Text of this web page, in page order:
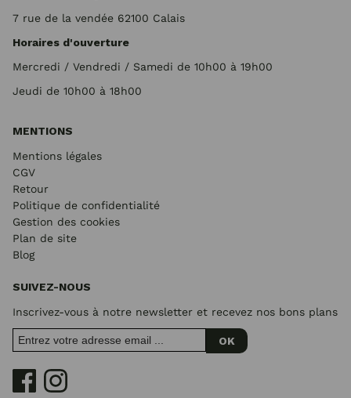
7 rue de la vendée 62100 Calais
Horaires d'ouverture
Mercredi / Vendredi / Samedi de 10h00 à 19h00
Jeudi de 10h00 à 18h00
MENTIONS
Mentions légales
CGV
Retour
Politique de confidentialité
Gestion des cookies
Plan de site
Blog
SUIVEZ-NOUS
Inscrivez-vous à notre newsletter et recevez nos bons plans
OK